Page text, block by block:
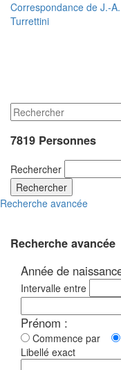
Correspondance de J.-A.
Turrettini
7819 Personnes
Rechercher
Rechercher
Recherche avancée
Recherche avancée
Année de
Intervalle entre
Prénom :
Commence par
Libellé exact